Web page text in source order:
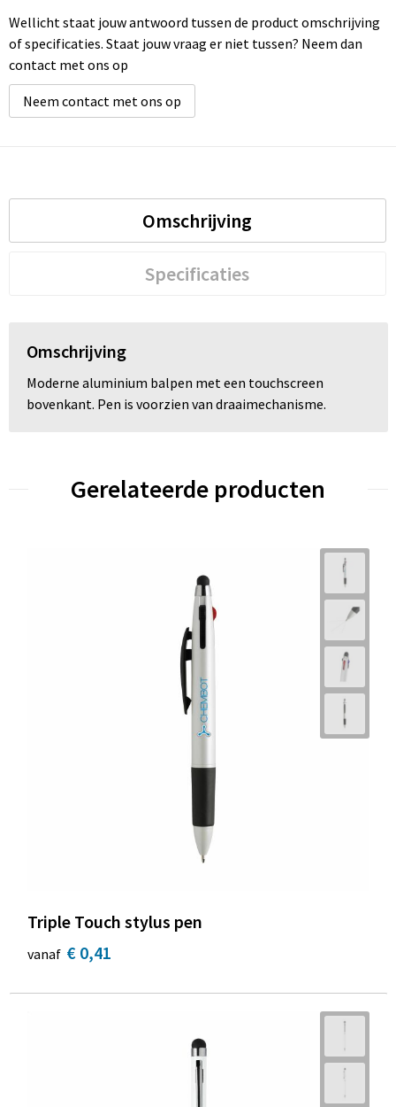
Wellicht staat jouw antwoord tussen de product omschrijving
of specificaties. Staat jouw vraag er niet tussen? Neem dan
contact met ons op
Neem contact met ons op
Omschrijving
Specificaties
Omschrijving
Moderne aluminium balpen met een touchscreen
bovenkant. Pen is voorzien van draaimechanisme.
Gerelateerde producten
Triple Touch stylus pen
vanaf € 0,41